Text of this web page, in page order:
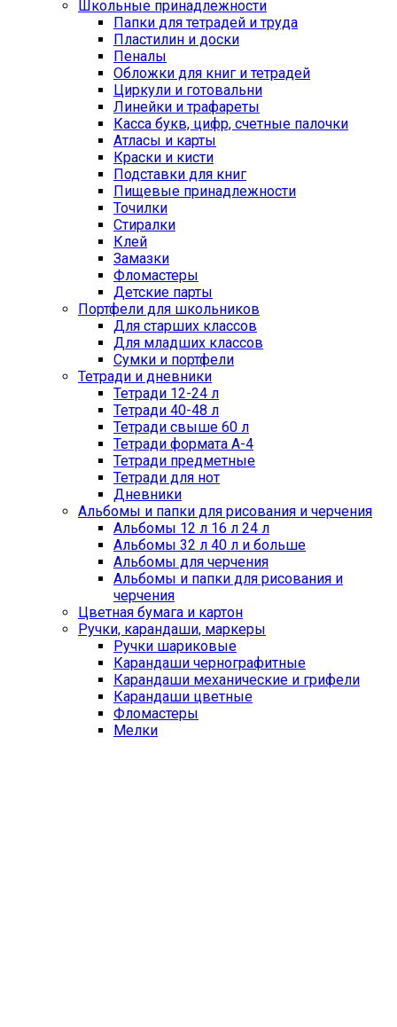
Школьные принадлежности
Папки для тетрадей и труда
Пластилин и доски
Пеналы
Обложки для книг и тетрадей
Циркули и готовальни
Линейки и трафареты
Касса букв, цифр, счетные палочки
Атласы и карты
Краски и кисти
Подставки для книг
Пищевые принадлежности
Точилки
Стиралки
Клей
Замазки
Фломастеры
Детские парты
Портфели для школьников
Для старших классов
Для младших классов
Сумки и портфели
Тетради и дневники
Тетради 12-24 л
Тетради 40-48 л
Тетради свыше 60 л
Тетради формата А-4
Тетради предметные
Тетради для нот
Дневники
Альбомы и папки для рисования и черчения
Альбомы 12 л 16 л 24 л
Альбомы 32 л 40 л и больше
Альбомы для черчения
Альбомы и папки для рисования и
черчения
Цветная бумага и картон
Ручки, карандаши, маркеры
Ручки шариковые
Карандаши чернографитные
Карандаши механические и грифели
Карандаши цветные
Фломастеры
Мелки